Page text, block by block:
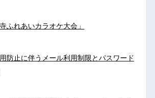
ふれあいカラオケ大会」
防止に伴うメール利用制限とパスワード